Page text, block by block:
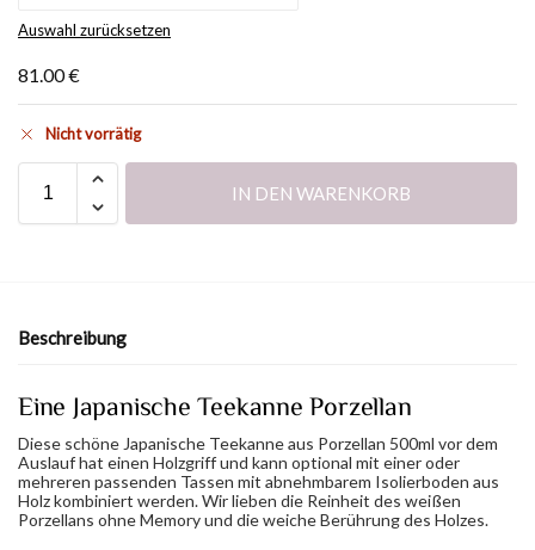
Auswahl zurücksetzen
81.00€
Nicht vorrätig
IN DEN WARENKORB
Beschreibung
Eine Japanische Teekanne Porzellan
Diese schöne Japanische Teekanne aus Porzellan 500ml vor dem
Auslauf hat einen Holzgriff und kann optional mit einer oder
mehreren passenden Tassen mit abnehmbarem Isolierboden aus
Holz kombiniert werden. Wir lieben die Reinheit des weißen
Porzellans ohne Memory und die weiche Berührung des Holzes.